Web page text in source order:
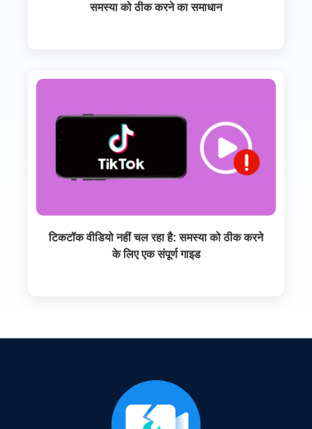
समस्या को ठीक करने का समाधान
टिकटॉक वीडियो नहीं चल रहा है: समस्या को ठीक करने
के लिए एक संपूर्ण गाइड